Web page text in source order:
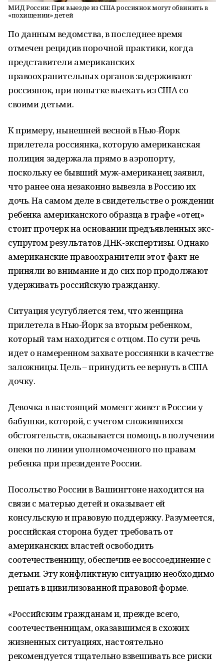
МИД России: При выезде из США россиянок могут обвинить в
«похищении» детей
По данным ведомства, в последнее время
отмечен рецидив порочной практики, когда
представители американских
правоохранительных органов задерживают
россиянок, при попытке выехать из США со
своими детьми.
К примеру, нынешней весной в Нью-Йорк
прилетела россиянка, которую американская
полиция задержала прямо в аэропорту,
поскольку ее бывший муж-американец заявил,
что ранее она незаконно вывезла в Россию их
дочь. На самом деле в свидетельстве о рождении
ребенка американского образца в графе «отец»
стоит прочерк на основании предъявленных экс-
супругом результатов ДНК-экспертизы. Однако
американские правоохранители этот факт не
приняли во внимание и до сих пор продолжают
удерживать российскую гражданку.
Ситуация усугубляется тем, что женщина
прилетела в Нью-Йорк за вторым ребенком,
который там находится с отцом. По сути речь
идет о намеренном захвате россиянки в качестве
заложницы. Цель – принудить ее вернуть в США
дочку.
Девочка в настоящий момент живет в России у
бабушки, которой, с учетом сложившихся
обстоятельств, оказывается помощь в получении
опеки по линии уполномоченного по правам
ребенка при президенте России.
Посольство России в Вашингтоне находится на
связи с матерью детей и оказывает ей
консульскую и правовую поддержку. Разумеется,
российская сторона будет требовать от
американских властей освободить
соотечественницу, обеспечив ее воссоединение с
детьми. Эту конфликтную ситуацию необходимо
решать в цивилизованной правовой форме.
«Российским гражданам и, прежде всего,
соотечественницам, оказавшимся в схожих
жизненных ситуациях, настоятельно
рекомендуется тщательно взвешивать все риски